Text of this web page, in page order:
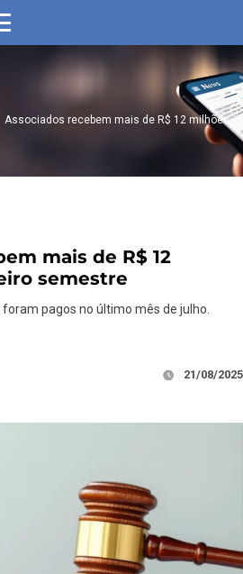
Associados recebem mais de R$ 12 milhões
mais de R$ 12
semestre
foram pagos no último mês de julho.
21/08/2025